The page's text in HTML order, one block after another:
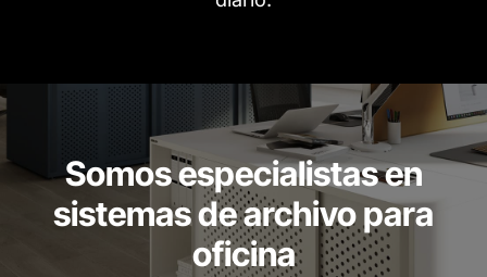
Somos especialistas en
sistemas de archivo para
oficina